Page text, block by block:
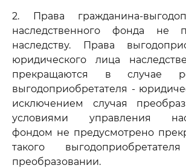
2. Права гражданина-
наследственного фонда не
наследству. Права
юридического лица
прекращаются в случае
выгодоприобретателя -
исключением случая
условиями управления
фондом не предусмотрено
такого
преобразовании.